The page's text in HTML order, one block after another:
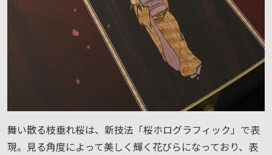
舞い散る枝垂れ桜は、新技法「桜ホログラフィック」で表
現。見る角度によって美しく輝く花びらになっており、表